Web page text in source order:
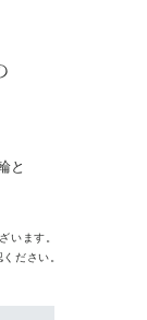
と
います。
ださい。